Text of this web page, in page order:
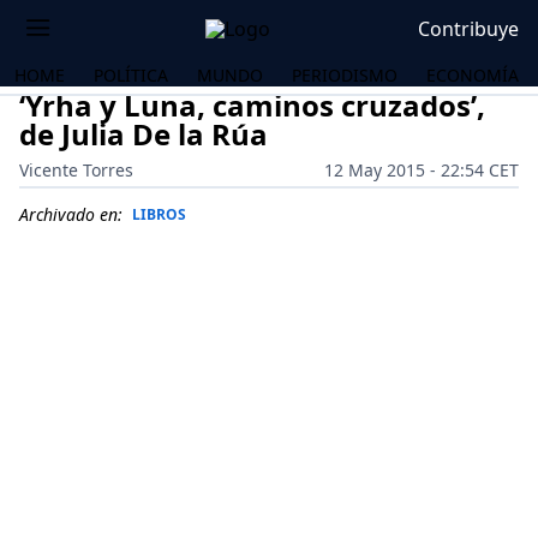
Contribuye
HOME POLÍTICA MUNDO PERIODISMO ECONOMÍA
‘Yrha y Luna, caminos cruzados’,
de Julia De la Rúa
Vicente Torres
12 May 2015 - 22:54 CET
Archivado en: LIBROS